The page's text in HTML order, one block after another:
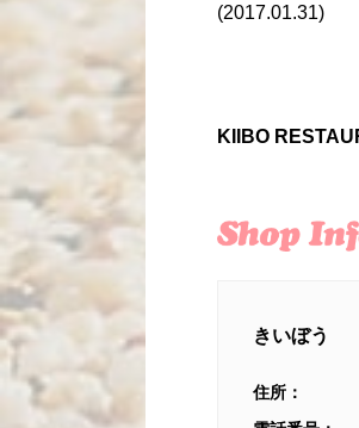
(2017.01.31)
KIIBO
きいぼう
住所：